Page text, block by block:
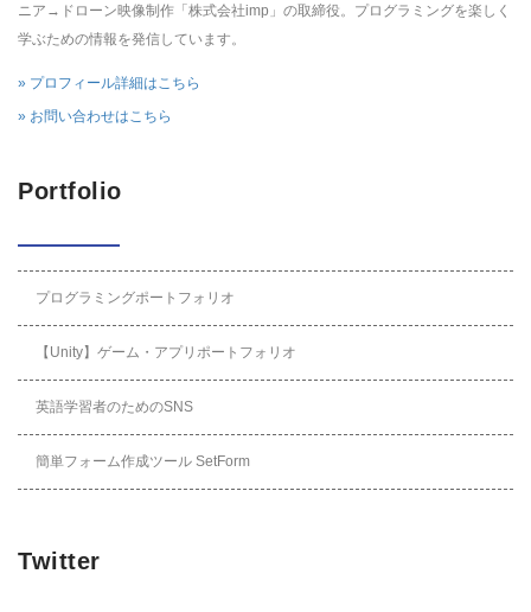
ニア→ドローン映像制作「株式会社imp」の取締役。プログラミングを楽しく
学ぶための情報を発信しています。
» プロフィール詳細はこちら
» お問い合わせはこちら
Portfolio
プログラミングポートフォリオ
【Unity】ゲーム・アプリポートフォリオ
英語学習者のためのSNS
簡単フォーム作成ツール SetForm
Twitter